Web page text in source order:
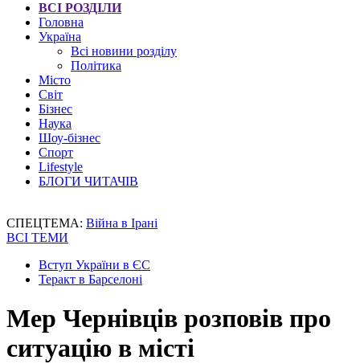
ВСІ РОЗДІЛИ
Головна
Україна
Всі новини розділу
Політика
Місто
Світ
Бізнес
Наука
Шоу-бізнес
Спорт
Lifestyle
БЛОГИ ЧИТАЧІВ
СПЕЦТЕМА: Війна в Ірані
ВСІ ТЕМИ
Вступ України в ЄС
Теракт в Барселоні
Мер Чернівців розповів про
ситуацію в місті